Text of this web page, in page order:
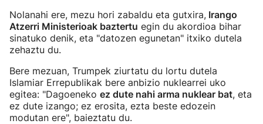
Nolanahi ere, mezu hori zabaldu eta gutxira, Irango
Atzerri Ministerioak baztertu egin du akordioa bihar
sinatuko denik, eta "datozen egunetan" itxiko dutela
zehaztu du.
Bere mezuan, Trumpek ziurtatu du lortu dutela
Islamiar Errepublikak bere anbizio nuklearrei uko
egitea: "Dagoeneko ez dute nahi arma nuklear bat, eta
ez dute izango; ez erosita, ezta beste edozein
modutan ere", baieztatu du.